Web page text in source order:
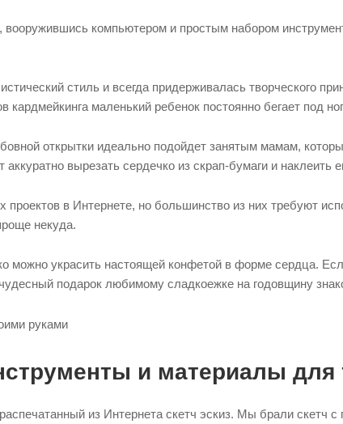
компьютером и простым набором
стиль и всегда придерживалась творческого
кардмейкинга маленький ребенок постоянно бегает под
открытки идеально подойдет занятым мамам,
аккуратно вырезать сердечко из скрап-бумаги и наклеить
в Интернете, но большинство из них требуют
некуда.
можно украсить настоящей конфетой в форме сердца.
подарок любимому сладкоежке на годовщину
и материалы для
из Интернета скетч эскиз. Мы брали скетч с